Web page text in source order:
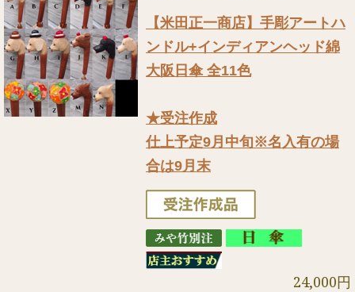
【米田正一商店】手彫アートハ
ンドル+インディアンヘッド綿
大阪日傘 全11色
★受注作成
仕上予定9月中旬※名入有の場
合は9月末
24,000円